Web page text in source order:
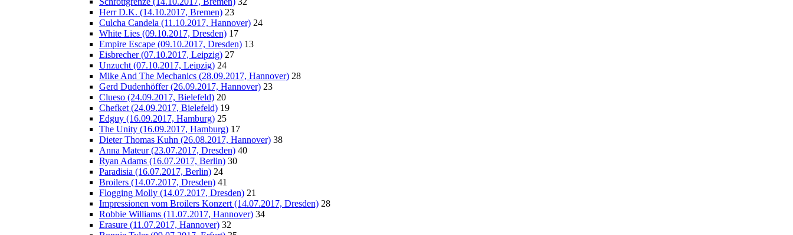
Herr D.K. (14.10.2017, Bremen) 23
Culcha Candela (11.10.2017, Hannover) 24
White Lies (09.10.2017, Dresden) 17
Empire Escape (09.10.2017, Dresden) 13
Eisbrecher (07.10.2017, Leipzig) 27
Unzucht (07.10.2017, Leipzig) 24
Mike And The Mechanics (28.09.2017, Hannover) 28
Gerd Dudenhöffer (26.09.2017, Hannover) 23
Clueso (24.09.2017, Bielefeld) 20
Chefket (24.09.2017, Bielefeld) 19
Edguy (16.09.2017, Hamburg) 25
The Unity (16.09.2017, Hamburg) 17
Dieter Thomas Kuhn (26.08.2017, Hannover) 38
Anna Mateur (23.07.2017, Dresden) 40
Ryan Adams (16.07.2017, Berlin) 30
Paradisia (16.07.2017, Berlin) 24
Broilers (14.07.2017, Dresden) 41
Flogging Molly (14.07.2017, Dresden) 21
Impressionen vom Broilers Konzert (14.07.2017, Dresden) 28
Robbie Williams (11.07.2017, Hannover) 34
Erasure (11.07.2017, Hannover) 32